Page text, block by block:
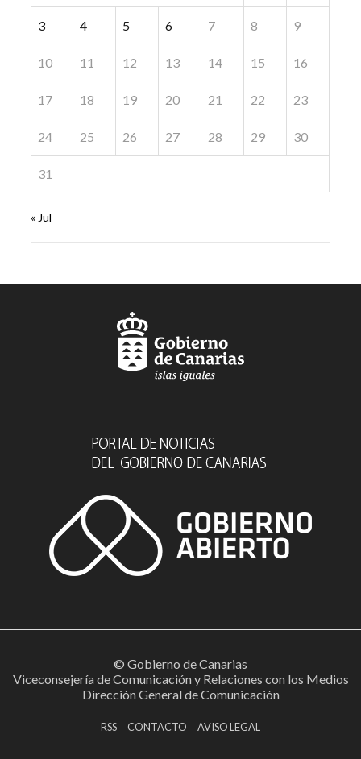
3 4 5 6 7 8 9
10 11 12 13 14 15 16
17 18 19 20 21 22 23
24 25 26 27 28 29 30
31
« Jul
© Gobierno de Canarias
Viceconsejería de Comunicación y Relaciones con los Medios
Dirección General de Comunicación
RSS CONTACTO AVISO LEGAL